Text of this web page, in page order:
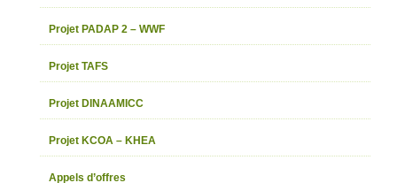
Projet PADAP 2 – WWF
Projet TAFS
Projet DINAAMICC
Projet KCOA – KHEA
Appels d’offres